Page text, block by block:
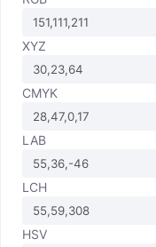
XYZ
CMYK
LAB
LCH
HSV